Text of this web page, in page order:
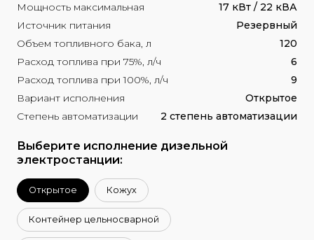
Мощность максимальная
17 кВт / 22 кВА
Источник питания
Резервный
Объем топливного бака, л
120
Расход топлива при 75%, л/ч
6
Расход топлива при 100%, л/ч
9
Вариант исполнения
Открытое
Степень автоматизации
2 степень автоматизации
Выберите исполнение дизельной
электростанции:
Открытое Кожух
Контейнер цельносварной